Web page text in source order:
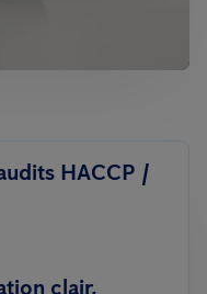
HACCP /
clair,